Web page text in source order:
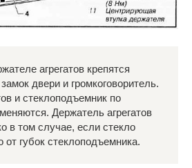
агрегатов крепятся
двери и громкоговоритель.
и стеклоподъемник по
Держатель агрегатов
в том случае, если стекло
от губок стеклоподъемника.